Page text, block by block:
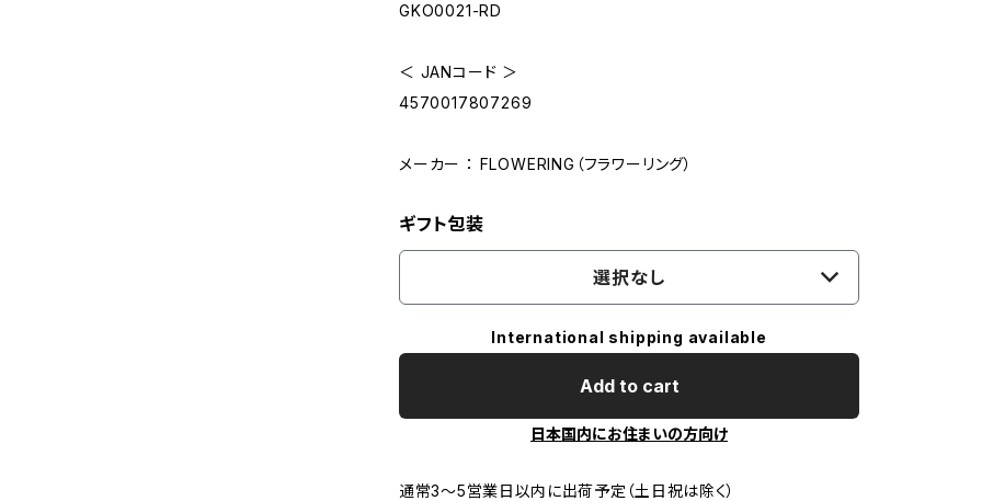
GKO0021-RD
＜ JANコード ＞
4570017807269
メーカー ： FLOWERING（フラワーリング）
ギフト包装
選択なし
International shipping available
Add to cart
日本国内にお住まいの方向け
通常3～5営業日以内に出荷予定（土日祝は除く）